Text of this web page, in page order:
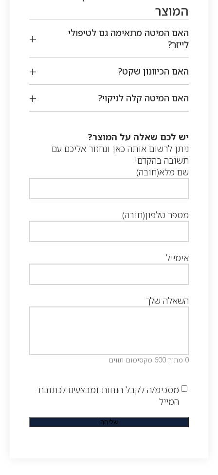
המוצר
האם המיטה מתאימה גם לטיפולי
לייזר?
האם הכיוונון שקט?
האם המיטה קלה לניקוי?
יש לכם שאלה על המוצר?
ניתן לרשום אותה כאן ונחזור אליכם עם
תשובה בהקדם!
שם מלא(חובה)
מספר טלפון(חובה)
אימייל
השאלה שלך
0 מתוך 600 מקסימום תווים
מסכימ/ה לקבל הנחות ומבצעים לכתובת
המייל